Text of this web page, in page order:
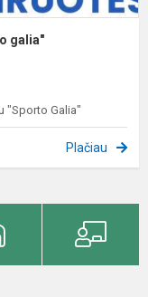
galia"
"Sporto Galia"
Plačiau